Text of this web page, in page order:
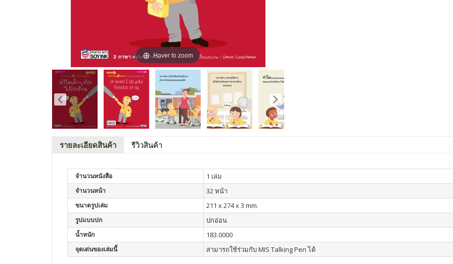
Hover to zoom
รายละเอียดสินค้า รีวิวสินค้า
จำนวนหนังสือ 1 เล่ม
จำนวนหน้า 32 หน้า
ขนาดรูปเล่ม 211 x 274 x 3 mm.
รูปแบบปก ปกอ่อน
น้ำหนัก 183.0000
จุดเด่นของเล่มนี้ สามารถใช้ร่วมกับ MIS Talking Pen ได้